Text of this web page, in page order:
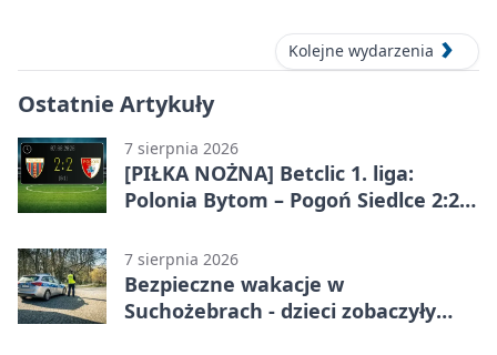
Kolejne wydarzenia
Ostatnie Artykuły
7 sierpnia 2026
[PIŁKA NOŻNA] Betclic 1. liga:
Polonia Bytom – Pogoń Siedlce 2:2.
emocjonującej końcówce
7 sierpnia 2026
Bezpieczne wakacje w
Suchożebrach - dzieci zobaczyły